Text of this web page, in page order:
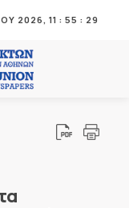
2026, 11 : 55 : 29